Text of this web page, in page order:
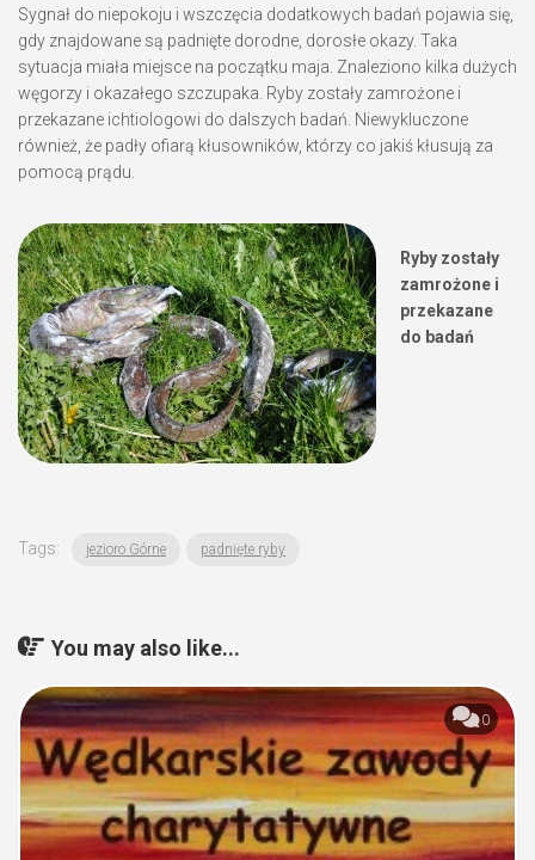
Sygnał do niepokoju i wszczęcia dodatkowych badań pojawia się,
gdy znajdowane są padnięte dorodne, dorosłe okazy. Taka
sytuacja miała miejsce na początku maja. Znaleziono kilka dużych
węgorzy i okazałego szczupaka. Ryby zostały zamrożone i
przekazane ichtiologowi do dalszych badań. Niewykluczone
również, że padły ofiarą kłusowników, którzy co jakiś kłusują za
pomocą prądu.
Ryby zostały
zamrożone i
przekazane
do badań
Tags: jezioro Górne padnięte ryby
You may also like...
0